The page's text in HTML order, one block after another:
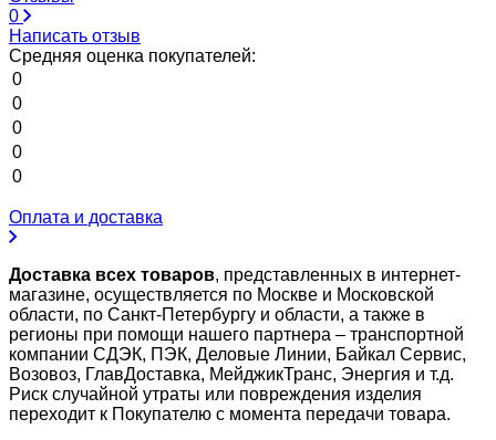
0
Написать отзыв
Средняя оценка покупателей:
0
0
0
0
0
Оплата и доставка
Доставка всех товаров, представленных в интернет-
магазине, осуществляется по Москве и Московской
области, по Санкт-Петербургу и области, а также в
регионы при помощи нашего партнера – транспортной
компании СДЭК, ПЭК, Деловые Линии, Байкал Сервис,
Возовоз, ГлавДоставка, МейджикТранс, Энергия и т.д.
Риск случайной утраты или повреждения изделия
переходит к Покупателю с момента передачи товара.